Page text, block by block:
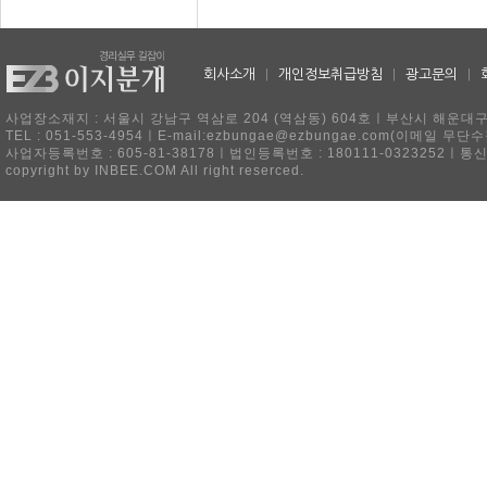
회사소개 개인정보취급방침 광고문의
사업장소재지 : 서울시 강남구 역삼로 204 (역삼동) 604호ㅣ부산시 해운
TEL : 051-553-4954ㅣE-mail:ezbungae@ezbungae.com(이메일 무단수
사업자등록번호 : 605-81-38178ㅣ법인등록번호 : 180111-0323252ㅣ통
copyright by INBEE.COM All right reserced.